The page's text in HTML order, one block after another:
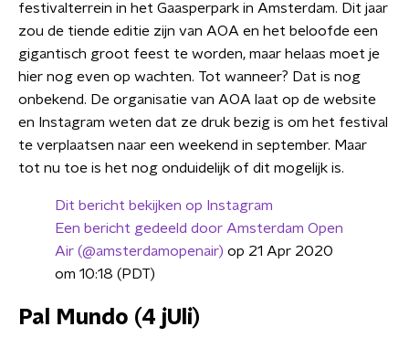
festivalterrein in het Gaasperpark in Amsterdam. Dit jaar
zou de tiende editie zijn van AOA en het beloofde een
gigantisch groot feest te worden, maar helaas moet je
hier nog even op wachten. Tot wanneer? Dat is nog
onbekend. De organisatie van AOA laat op de website
en Instagram weten dat ze druk bezig is om het festival
te verplaatsen naar een weekend in september. Maar
tot nu toe is het nog onduidelijk of dit mogelijk is.
Dit bericht bekijken op Instagram
Een bericht gedeeld door Amsterdam Open
Air (@amsterdamopenair) op 21 Apr 2020
om 10:18 (PDT)
Pal Mundo (4 jUli)